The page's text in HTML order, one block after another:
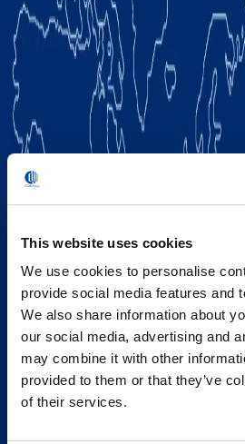
This website uses cookies
We use cookies to personalise
provide social media features and
We also share information about
our social media, advertising and
may combine it with other
provided to them or that they’ve
of their services.